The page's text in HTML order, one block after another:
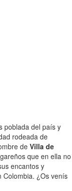
poblada del país y
rodeada de
de Villa de
que en ella no
encantos y
Colombia. ¿Os venís